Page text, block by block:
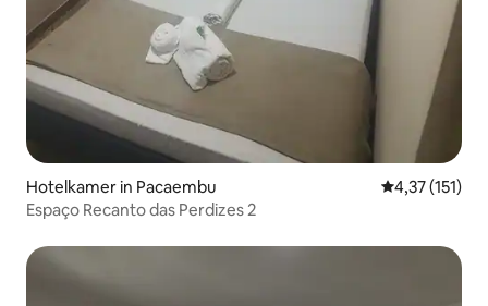
Hotelkamer in Pacaembu Gemiddelde
4,37 (151)
Espaço Recanto das Perdizes 2